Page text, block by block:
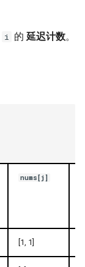
i 的 延迟计数。
nums[j]
[1, 1]